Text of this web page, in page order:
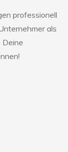
professionell
als
Deine